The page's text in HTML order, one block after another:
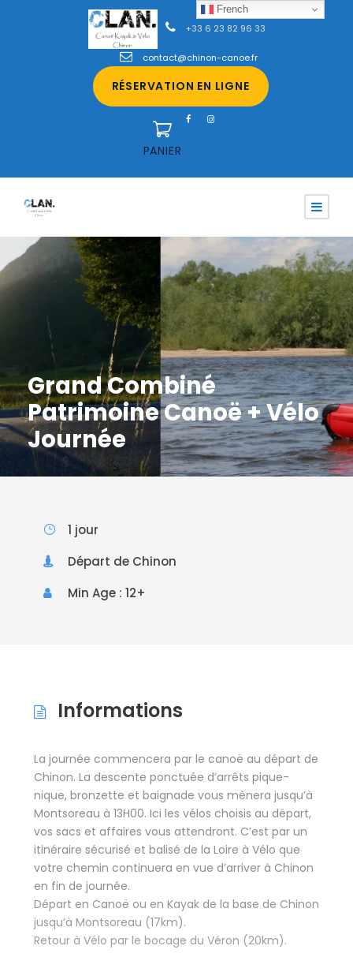
+33 6 23 82 96 33
contact@chinon-canoe.fr
RÉSERVATION EN LIGNE
PANIER
Grand Combiné
Patrimoine Canoë + Vélo
Journée
1 jour
Départ de Chinon
Min Age : 12+
Informations
La journée commencera par le canoë au départ de
Chinon. La descente ponctuée d’arrêts pique-
nique, bronzette et baignade vous mènera jusqu’à
Montsoreau à 13H00. Ici les vélos choisis au départ,
vos sacs et affaires vous attendront. C’est par un
itinéraire sécurisé et balisé de la Loire à Vélo que
votre chemin continuera en vue d’arriver à Chinon
en fin de journée.
Départ en Canoë ou en Kayak de la base de Chinon
jusqu’à Montsoreau (17km).
Retour à Vélo par le bocage du Véron (20km).
French